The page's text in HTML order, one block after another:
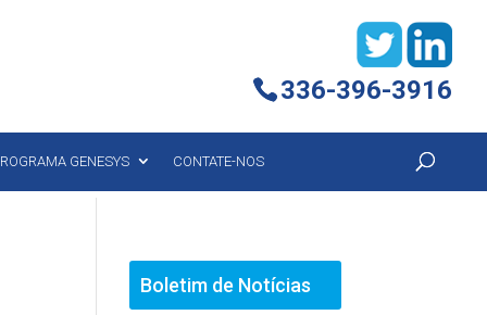
336-396-3916
GENESYS CONTATE-NOS
Boletim de Notícias